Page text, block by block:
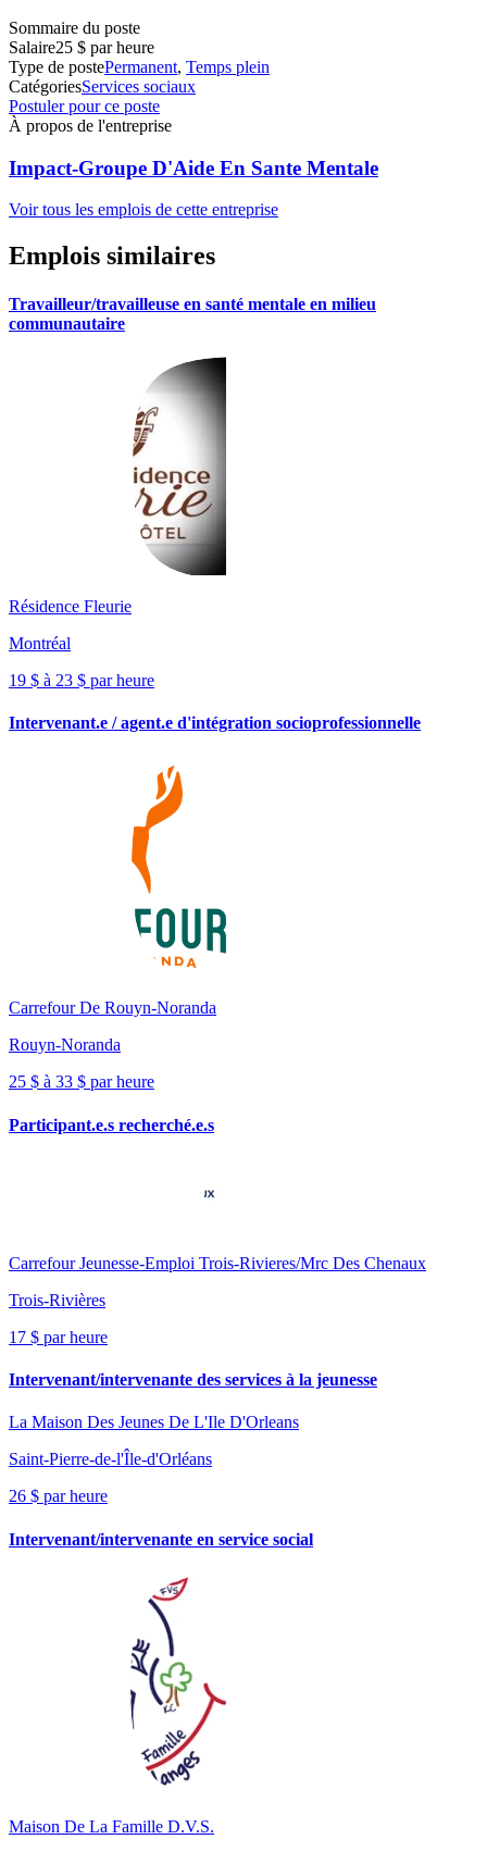
Sommaire du poste
Salaire25 $ par heure
Type de postePermanent, Temps plein
CatégoriesServices sociaux
Postuler pour ce poste
À propos de l'entreprise
Impact-Groupe D'Aide En Sante Mentale
Voir tous les emplois de cette entreprise
Emplois similaires
Travailleur/travailleuse en santé mentale en milieu
communautaire
Résidence Fleurie
Montréal
19 $ à 23 $ par heure
Intervenant.e / agent.e d'intégration socioprofessionnelle
Carrefour De Rouyn-Noranda
Rouyn-Noranda
25 $ à 33 $ par heure
Participant.e.s recherché.e.s
Carrefour Jeunesse-Emploi Trois-Rivieres/Mrc Des Chenaux
Trois-Rivières
17 $ par heure
Intervenant/intervenante des services à la jeunesse
La Maison Des Jeunes De L'Ile D'Orleans
Saint-Pierre-de-l'Île-d'Orléans
26 $ par heure
Intervenant/intervenante en service social
Maison De La Famille D.V.S.